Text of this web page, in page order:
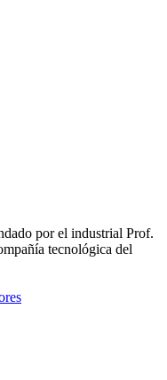
por el industrial Prof.
tecnológica del